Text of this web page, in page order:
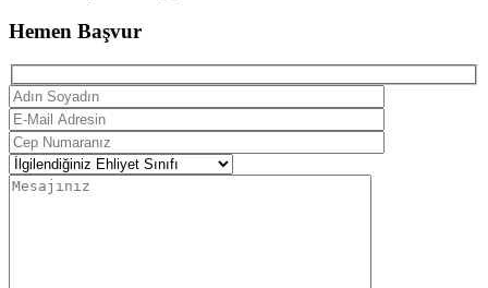
Hemen Başvur